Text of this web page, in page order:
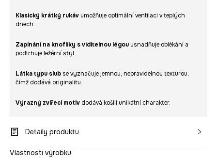
Klasický krátký rukáv umožňuje optimální ventilaci v teplých
dnech.
Zapínání na knoflíky s viditelnou légou usnadňuje oblékání a
podtrhuje ležérní styl.
Látka typu slub se vyznačuje jemnou, nepravidelnou texturou,
čímž dodává originalitu.
Výrazný zvířecí motiv dodává košili unikátní charakter.
Detaily produktu
Vlastnosti výrobku